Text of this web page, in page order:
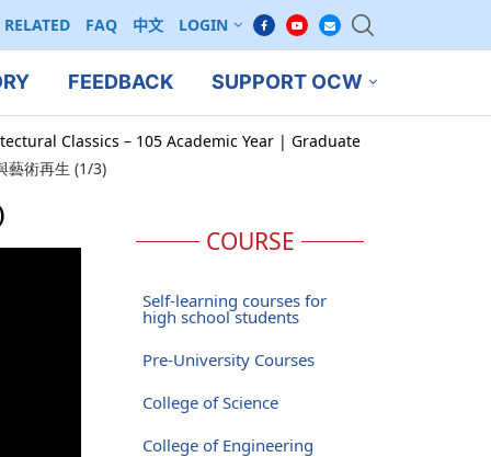
RELATED FAQ 中文 LOGIN
FEEDBACK SUPPORT OCW
Classics – 105 Academic Year | Graduate
藝術再生 (1/3)
COURSE
Self-learning courses for
high school students
Pre-University Courses
College of Science
College of Engineering